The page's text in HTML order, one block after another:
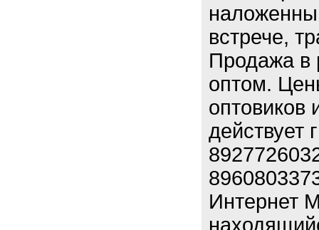
встрече,
Продажа в
оптом.
оптовиков
действует
Интернет